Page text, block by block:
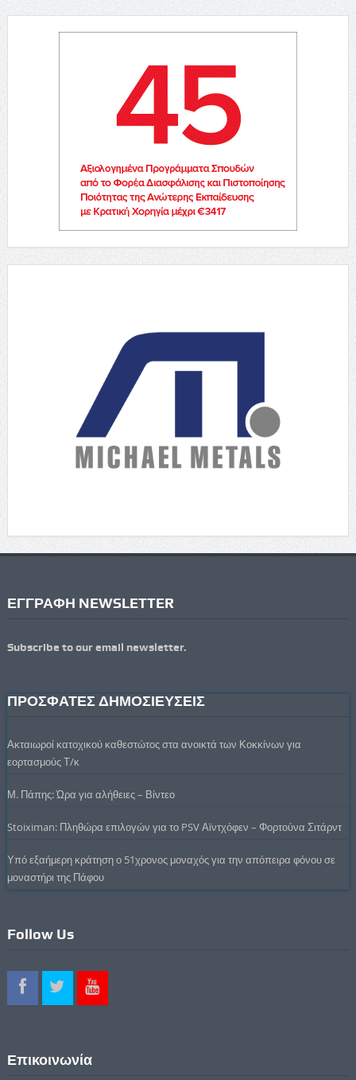
ΕΓΓΡΑΦΗ NEWSLETTER
Subscribe to our email newsletter.
ΠΡΟΣΦΑΤΕΣ ΔΗΜΟΣΙΕΥΣΕΙΣ
Ακταιωροί κατοχικού καθεστώτος στα ανοικτά των Κοκκίνων για
εορτασμούς Τ/κ
Μ. Πάπης: Ώρα για αλήθειες – Βίντεο
Stoiximan: Πληθώρα επιλογών για το PSV Αϊντχόφεν – Φορτούνα Σιτάρντ
Υπό εξαήμερη κράτηση ο 51χρονος μοναχός για την απόπειρα φόνου σε
μοναστήρι της Πάφου
Follow Us
Επικοινωνία